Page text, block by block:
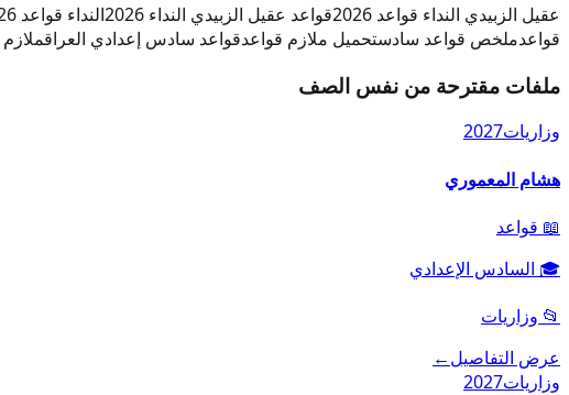
عقيل الزبيدي النداء قواعد 2026
قواعد عقيل الزبيدي النداء 2026 النداء قواعد 2026
قواعدملخص قواعد سادستحميل ملازم قواعدقواعد سادس إعدادي العراقملازم
ملفات مقترحة من نفس الصف
وزاريات2027
هشام المعموري
📖 قواعد
🎓 السادس الإعدادي
📂 وزاريات
عرض التفاصيل←
وزاريات2027